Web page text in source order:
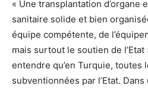
« Une transplantation d’organe
sanitaire solide et bien
équipe compétente, de
mais surtout le soutien de
entendre qu’en Turquie, toutes
subventionnées par l’Etat.